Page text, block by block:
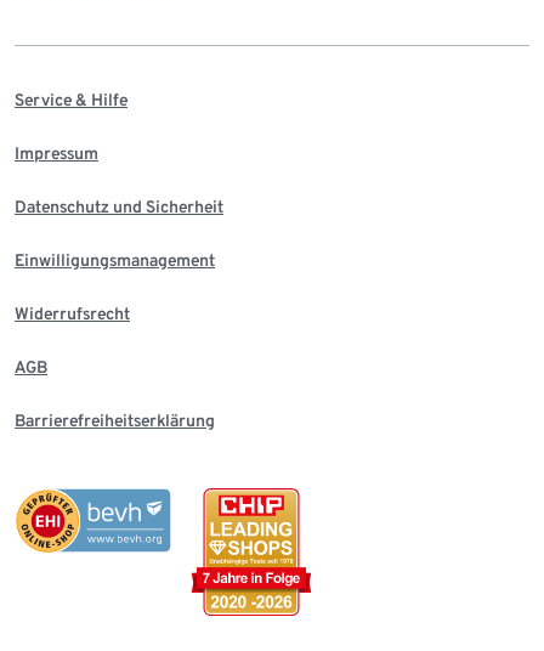
Service & Hilfe
Impressum
Datenschutz und Sicherheit
Einwilligungsmanagement
Widerrufsrecht
AGB
Barrierefreiheitserklärung